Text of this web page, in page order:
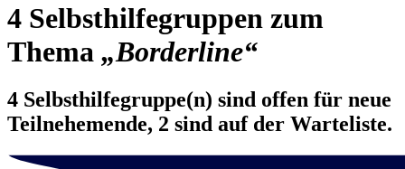
4 Selbsthilfegruppen zum
Thema „Borderline“
4 Selbsthilfegruppe(n) sind offen für neue
Teilnehemende, 2 sind auf der Warteliste.